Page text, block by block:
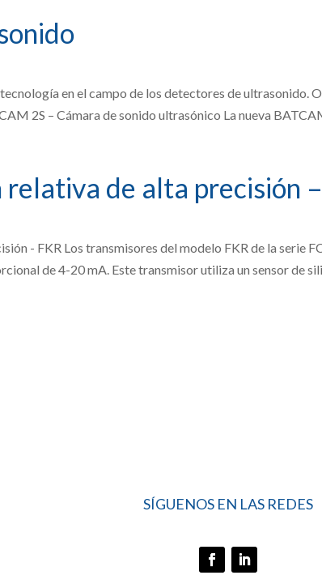
en el campo de los detectores de
2S – Cámara de sonido ultrasónico La nueva
relativa de alta precisión
- FKR Los transmisores del modelo FKR de la serie
de 4-20 mA. Este transmisor utiliza un sensor de
SÍGUENOS EN LAS REDES